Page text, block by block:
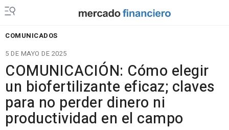
COMUNICADOS
5 DE MAYO DE 2025
COMUNICACIÓN: Cómo elegir
un biofertilizante eficaz; claves
para no perder dinero ni
productividad en el campo